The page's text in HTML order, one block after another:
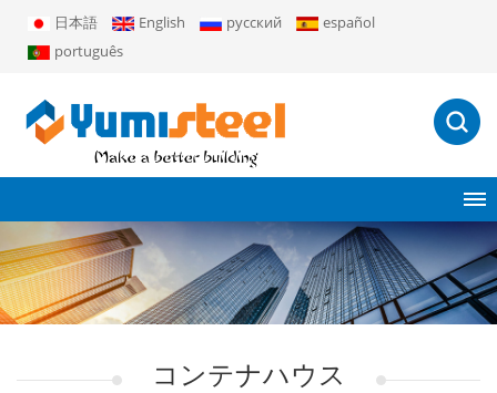
日本語 English русский
español
português
コンテナハウス